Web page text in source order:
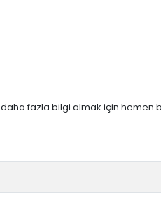
daha fazla bilgi almak için hemen